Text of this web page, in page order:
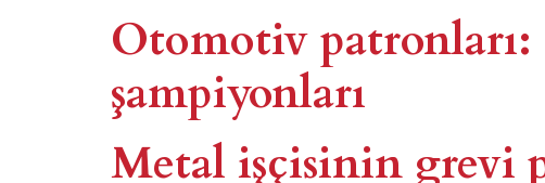
Otomotiv
şampiyonları
Metal işçisinin grevi